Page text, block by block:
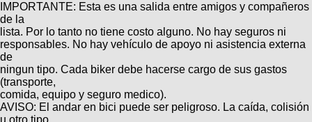
Ranking
Fotos
del
DÃA
Mis
Ventas
de
viajes
de
Amigos
IMPORTANTE: Esta es una salida entre amigos y compañeros
de la
lista. Por lo tanto no tiene costo alguno. No hay seguros ni
responsables. No hay vehículo de apoyo ni asistencia externa
de
ningun tipo. Cada biker debe hacerse cargo de sus gastos
(transporte,
comida, equipo y seguro medico).
AVISO: El andar en bici puede ser peligroso. La caída, colisión
u otro tipo